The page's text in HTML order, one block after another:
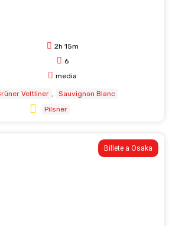
2h 15m
6
media
Veltliner
Sauvignon Blanc
Pilsner
Billete a Osaka